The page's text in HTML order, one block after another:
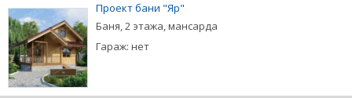
Проект бани "Яр"
Баня, 2 этажа, мансарда
Гараж: нет